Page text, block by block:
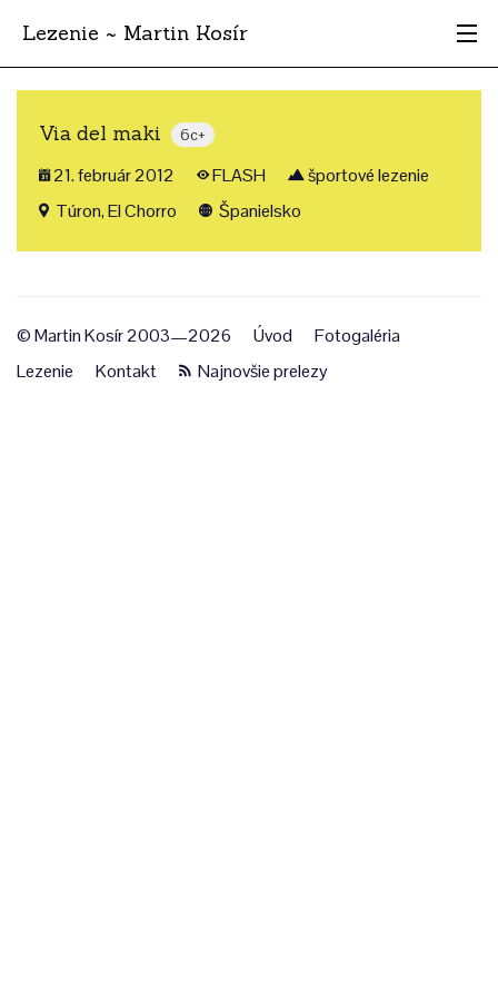
Lezenie ~ Martin Kosír
Najhodnotnejšie
Krajina
Štýl
Via del maki 6c+
21. február 2012 FLASH
športové lezenie
Túron, El Chorro
Španielsko
© Martin Kosír 2003—2026 Úvod
Fotogaléria
Lezenie
Kontakt Najnovšie prelezy